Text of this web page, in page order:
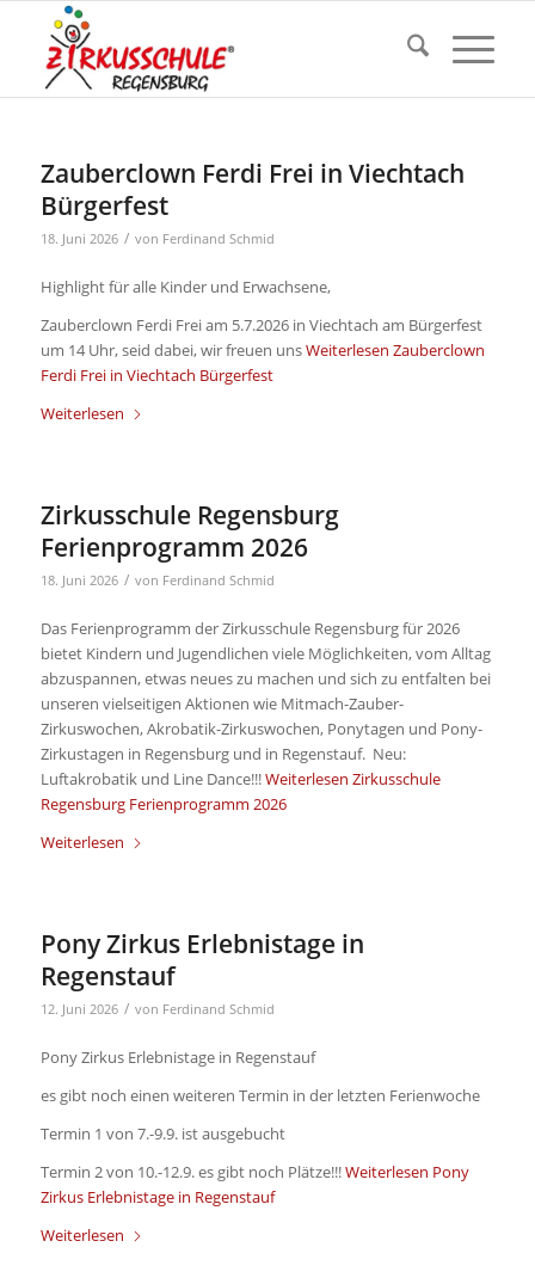
Zauberclown Ferdi Frei in Viechtach
Bürgerfest
18. Juni 2026 / von Ferdinand Schmid
Highlight für alle Kinder und Erwachsene,
Zauberclown Ferdi Frei am 5.7.2026 in Viechtach am Bürgerfest
um 14 Uhr, seid dabei, wir freuen unsWeiterlesen Zauberclown
Ferdi Frei in Viechtach Bürgerfest
Weiterlesen
Zirkusschule Regensburg
Ferienprogramm 2026
18. Juni 2026 / von Ferdinand Schmid
Das Ferienprogramm der Zirkusschule Regensburg für 2026
bietet Kindern und Jugendlichen viele Möglichkeiten, vom Alltag
abzuspannen, etwas neues zu machen und sich zu entfalten bei
unseren vielseitigen Aktionen wie Mitmach-Zauber-
Zirkuswochen, Akrobatik-Zirkuswochen, Ponytagen und Pony-
Zirkustagen in Regensburg und in Regenstauf. Neu:
Luftakrobatik und Line Dance!!!Weiterlesen Zirkusschule
Regensburg Ferienprogramm 2026
Weiterlesen
Pony Zirkus Erlebnistage in
Regenstauf
12. Juni 2026 / von Ferdinand Schmid
Pony Zirkus Erlebnistage in Regenstauf
es gibt noch einen weiteren Termin in der letzten Ferienwoche
Termin 1 von 7.-9.9. ist ausgebucht
Termin 2 von 10.-12.9. es gibt noch Plätze!!!Weiterlesen Pony
Zirkus Erlebnistage in Regenstauf
Weiterlesen